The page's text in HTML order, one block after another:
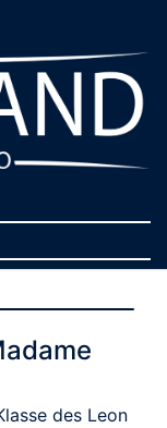
des Leon